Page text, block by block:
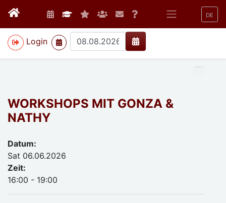
DE
Login
>
WORKSHOPS MIT GONZA &
NATHY
Datum:
Sat 06.06.2026
Zeit:
16:00 - 19:00